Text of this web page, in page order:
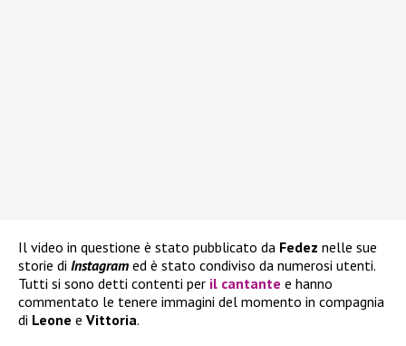
Il video in questione è stato pubblicato da Fedez nelle sue
storie di Instagram ed è stato condiviso da numerosi utenti.
Tutti si sono detti contenti per il cantante e hanno
commentato le tenere immagini del momento in compagnia
di Leone e Vittoria.